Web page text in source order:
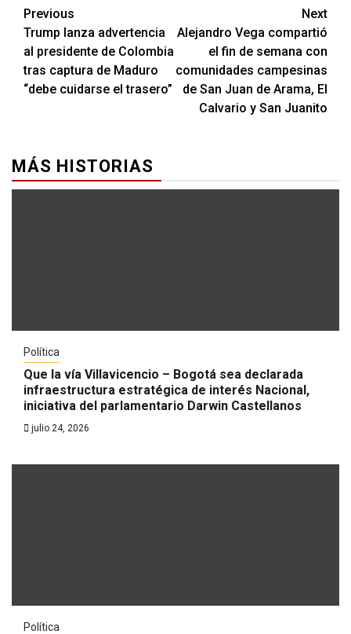
Previous
Trump lanza advertencia
al presidente de Colombia
tras captura de Maduro
“debe cuidarse el trasero”
Next
Alejandro Vega compartió
el fin de semana con
comunidades campesinas
de San Juan de Arama, El
Calvario y San Juanito
MÁS HISTORIAS
Política
Que la vía Villavicencio – Bogotá sea declarada
infraestructura estratégica de interés Nacional,
iniciativa del parlamentario Darwin Castellanos
julio 24, 2026
Política